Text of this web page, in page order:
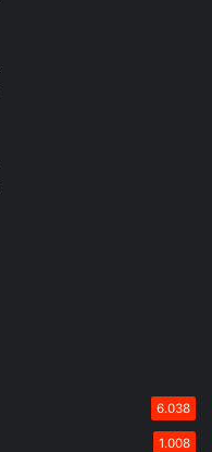
6.038
1.008